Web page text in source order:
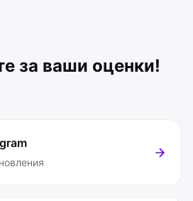
за ваши оценки!